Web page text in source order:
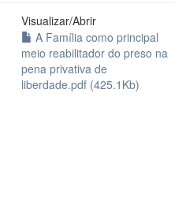
Visualizar/Abrir
A Família como principal
meio reabilitador do preso na
pena privativa de
liberdade.pdf (425.1Kb)